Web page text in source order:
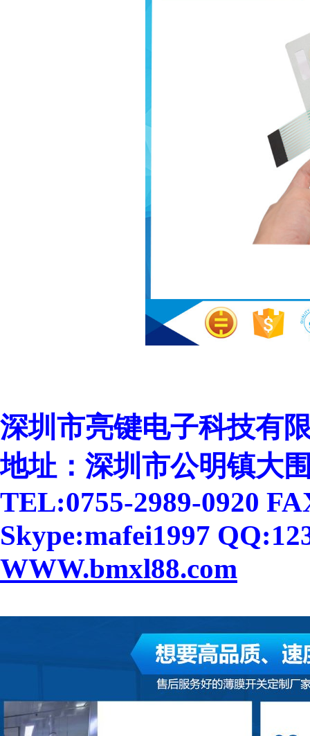
深圳市亮键电子科技有
地址：深圳市公明镇大
TEL:0755-2989-0920
Skype:mafei1997
WWW.bmxl88.com